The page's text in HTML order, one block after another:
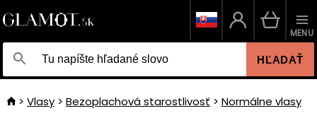
HĽADAŤ
MENU
Vlasy Bezoplachová starostlivosť Normálne vlasy